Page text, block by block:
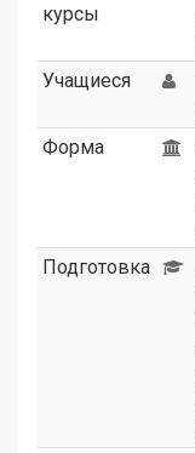
курсы
Учащиеся
Форма
Подготовка